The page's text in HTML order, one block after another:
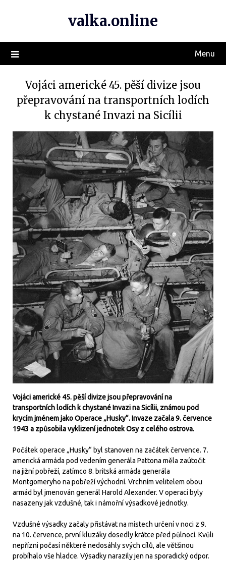
valka.online
Menu
Vojáci americké 45. pěší divize jsou
přepravování na transportních lodích
k chystané Invazi na Sicílii
Vojáci americké 45. pěší divize jsou přepravování na
transportních lodích k chystané Invazi na Sicílii, známou pod
krycím jménem jako Operace „Husky“. Invaze začala 9. července
1943 a způsobila vyklizení jednotek Osy z celého ostrova.
Počátek operace „Husky“ byl stanoven na začátek července. 7.
americká armáda pod vedením generála Pattona měla zaútočit
na jižní pobřeží, zatímco 8. britská armáda generála
Montgomeryho na pobřeží východní. Vrchním velitelem obou
armád byl jmenován generál Harold Alexander. V operaci byly
nasazeny jak vzdušné, tak i námořní výsadkové jednotky.
Vzdušné výsadky začaly přistávat na místech určení v noci z 9.
na 10. července, první kluzáky dosedly krátce před půlnocí. Kvůli
nepřízni počasí některé nedosáhly svých cílů, ale většinou
probíhalo vše hladce. Výsadky narazily jen na sporadický odpor.